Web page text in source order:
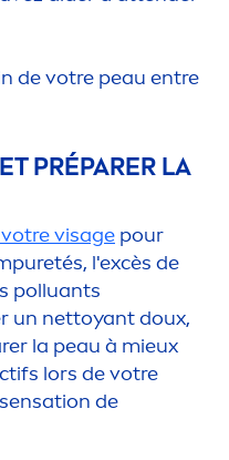
de votre peau entre
PRÉPARER LA
visage pour
puretés, l'excès de
polluants
un nettoyant doux,
la peau à mieux
lors de votre
sensation de